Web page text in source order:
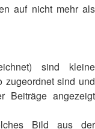
auf nicht mehr als
sind kleine
zugeordnet sind und
Beiträge angezeigt
Bild aus der